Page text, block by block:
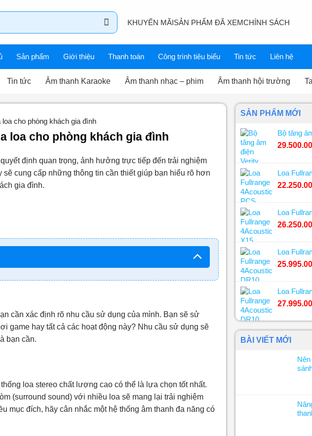
KHUYẾN MÃISẢN PHẨM ĐÃ XEMCHÍNH SÁCH
Sản phẩm Giới thiệu Thanh toán Công trình tiêu biểu Tin tức Liên hệ
Tin tức Âm thanh Karaoke Âm thanh nhạc – phim Âm thanh hội trường
cho phòng khách gia đình
loa cho phòng khách gia đình
định quan trọng, ảnh hưởng trực tiếp đến trải nghiệm
cung cấp những thông tin cần thiết giúp bạn hiểu rõ hơn
gia đình.
cần xác định rõ nhu cầu sử dụng của mình. Bạn sẽ sử
game hay tất cả các hoạt động này? Nhu cầu sử dụng sẽ
bạn cần.
loa stereo chất lượng cao có thể là lựa chọn tốt nhất.
(surround sound) với nhiều loa sẽ mang lại trải nghiệm
mục đích, hãy cân nhắc một hệ thống âm thanh đa năng có
SẢN PHẨM MỚI
Bộ tăng
Loa
Loa
Loa
Loa
BÀI VIẾT MỚI